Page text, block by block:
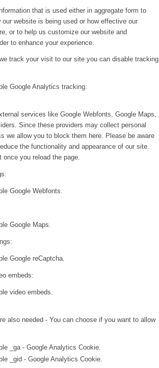
that is used either in aggregate form to
our website is being used or how effective our
or to help us customize our website and
to enhance your experience.
track your visit to our site you can disable tracking
Google Analytics tracking.
services like Google Webfonts, Google Maps,
Since these providers may collect personal
we allow you to block them here. Please be aware
the functionality and appearance of our site.
you reload the page.
Google Webfonts.
Google Maps.
Google reCaptcha.
embeds:
video embeds.
also needed - You can choose if you want to allow
_ga - Google Analytics Cookie.
_gid - Google Analytics Cookie.